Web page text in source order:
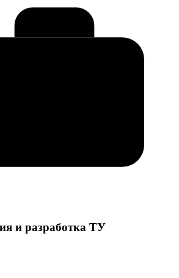
и разработка ТУ